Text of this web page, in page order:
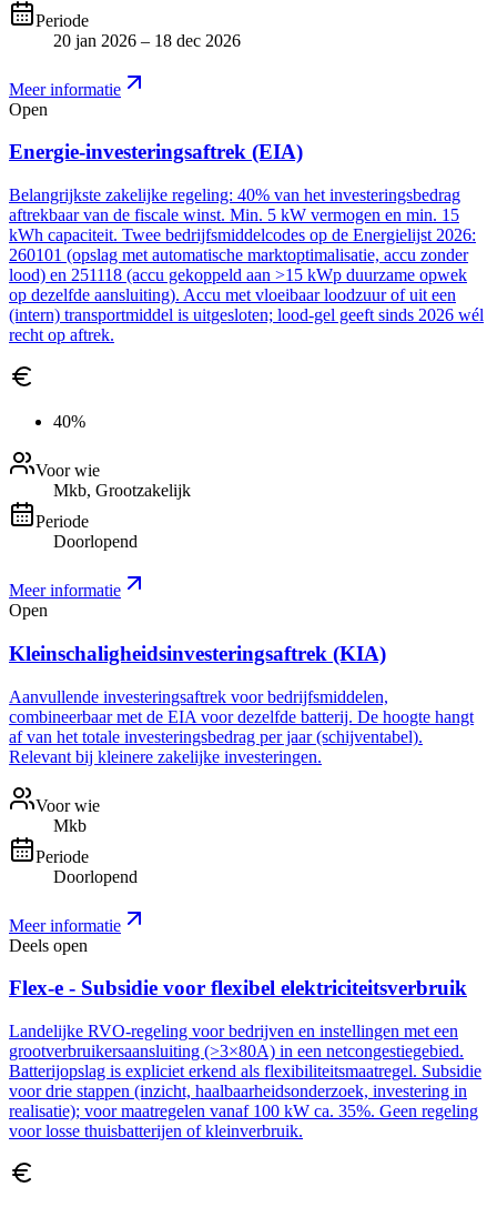
Periode
20 jan 2026 – 18 dec 2026
Meer informatie
Open
Energie-investeringsaftrek (EIA)
Belangrijkste zakelijke regeling: 40% van het investeringsbedrag
aftrekbaar van de fiscale winst. Min. 5 kW vermogen en min. 15
kWh capaciteit. Twee bedrijfsmiddelcodes op de Energielijst 2026:
260101 (opslag met automatische marktoptimalisatie, accu zonder
lood) en 251118 (accu gekoppeld aan >15 kWp duurzame opwek
op dezelfde aansluiting). Accu met vloeibaar loodzuur of uit een
(intern) transportmiddel is uitgesloten; lood-gel geeft sinds 2026 wél
recht op aftrek.
40%
Voor wie
Mkb, Grootzakelijk
Periode
Doorlopend
Meer informatie
Open
Kleinschaligheidsinvesteringsaftrek (KIA)
Aanvullende investeringsaftrek voor bedrijfsmiddelen,
combineerbaar met de EIA voor dezelfde batterij. De hoogte hangt
af van het totale investeringsbedrag per jaar (schijventabel).
Relevant bij kleinere zakelijke investeringen.
Voor wie
Mkb
Periode
Doorlopend
Meer informatie
Deels open
Flex-e - Subsidie voor flexibel elektriciteitsverbruik
Landelijke RVO-regeling voor bedrijven en instellingen met een
grootverbruikersaansluiting (>3×80A) in een netcongestiegebied.
Batterijopslag is expliciet erkend als flexibiliteitsmaatregel. Subsidie
voor drie stappen (inzicht, haalbaarheidsonderzoek, investering in
realisatie); voor maatregelen vanaf 100 kW ca. 35%. Geen regeling
voor losse thuisbatterijen of kleinverbruik.